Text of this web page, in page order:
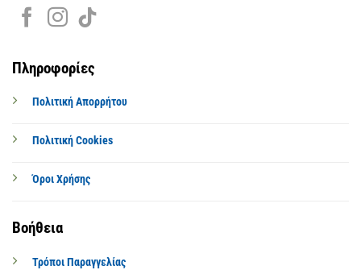
Πληροφορίες
Πολιτική Απορρήτου
Πολιτική Cookies
Όροι Χρήσης
Βοήθεια
Τρόποι Παραγγελίας